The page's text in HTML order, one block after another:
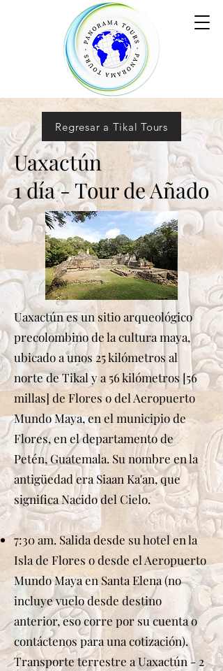
Regresar a Tikal Tours
Uaxactún
1 día - Tour de Añado
Uaxactún es un sitio arqueológico
precolombino de la cultura maya,
ubicado a unos 25 kilómetros al
norte de Tikal y a 56 kilómetros [56
millas] de Flores o del Aeropuerto
Mundo Maya, en el municipio de
Flores, en el departamento de
Petén, Guatemala. Su nombre en la
antigüedad era Siaan Ka'an, que
significa Nacido del Cielo.
7:30 am. Salida desde su hotel en la
Isla de Flores o desde el Aeropuerto
Mundo Maya en Santa Elena (no
incluye vuelo desde destino
anterior, eso corre por su cuenta o
contáctenos para una cotización).
Transporte terrestre a Uaxactún - 2